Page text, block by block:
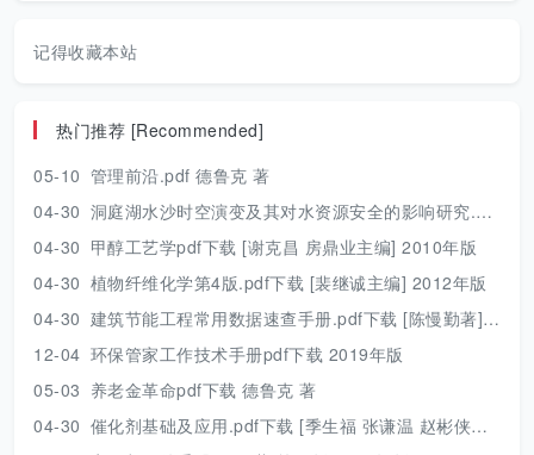
记得收藏本站
热门推荐 [Recommended]
05-10 管理前沿.pdf 德鲁克 著
04-30 洞庭湖水沙时空演变及其对水资源安全的影响研究.pdf 胡光伟 著 2017年版
04-30 甲醇工艺学pdf下载 [谢克昌 房鼎业主编] 2010年版
04-30 植物纤维化学第4版.pdf下载 [裴继诚主编] 2012年版
04-30 建筑节能工程常用数据速查手册.pdf下载 [陈慢勤著] 2010年版
12-04 环保管家工作技术手册pdf下载 2019年版
05-03 养老金革命pdf下载 德鲁克 著
04-30 催化剂基础及应用.pdf下载 [季生福 张谦温 赵彬侠编] 2011年版